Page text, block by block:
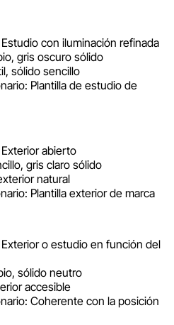
con iluminación refinada
gris oscuro sólido
sólido sencillo
Plantilla de estudio de
abierto
gris claro sólido
natural
Plantilla exterior de marca
o estudio en función del
sólido neutro
accesible
Coherente con la posición